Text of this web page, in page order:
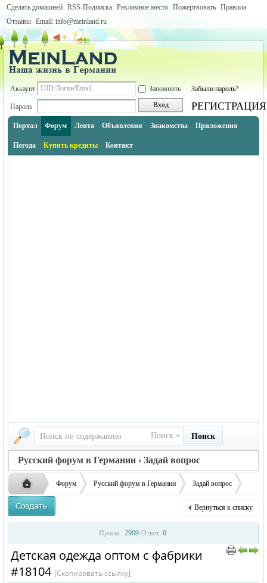
Сделать домашней RSS-Подписка Рекламное место Пожертвовать Правила
Отзывы Email: info@meinland.ru
Аккаунт Запомнить Забыли пароль?
Пароль Вход РЕГИСТРАЦИЯ
Портал Форум Лента Объявления Знакомства Приложения
Погода Купить кредиты Контакт
Поиск Поиск
Русский форум в Германии › Задай вопрос
Форум Русский форум в Германии Задай вопрос
Детская одежда оптом с фабрики Вернуться к списку
Просм.: 2909 Ответ: 0
Детская одежда оптом с фабрики
#18104 [Скопировать ссылку]